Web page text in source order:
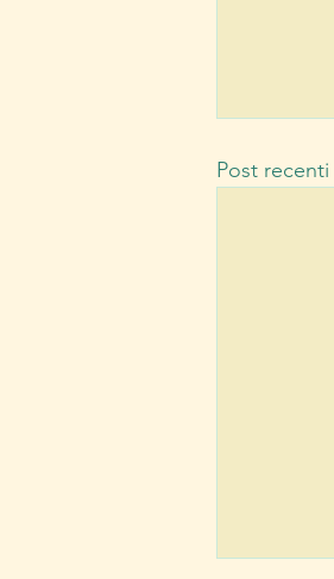
Post recenti